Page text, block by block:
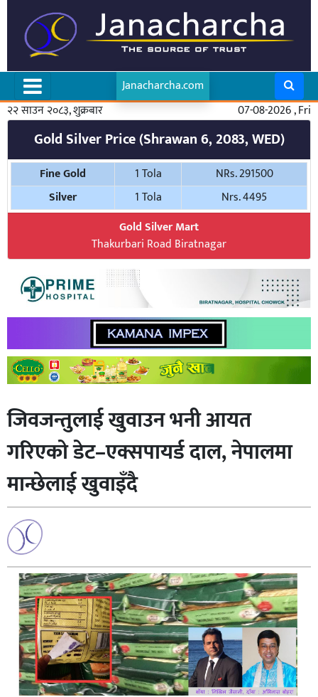
Janacharcha.com
२२ साउन २०८३, शुक्रबार
07-08-2026 , Fri
Gold Silver Price (Shrawan 6, 2083, WED)
Fine Gold 1 Tola
NRs. 291500
Silver
1 Tola
Nrs. 4495
Gold Silver Mart
Thakurbari Road Biratnagar
जिवजन्तुलाई खुवाउन भनी आयत
गरिएको डेट–एक्सपायर्ड दाल, नेपालमा
मान्छेलाई खुवाइँदै